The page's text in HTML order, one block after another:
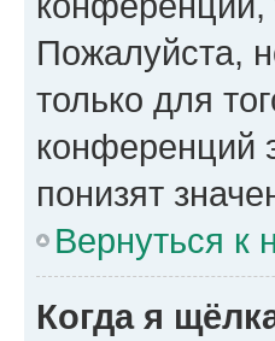
Пожалуйста,
только для
конференций
понизят
Вернуться к
Когда я